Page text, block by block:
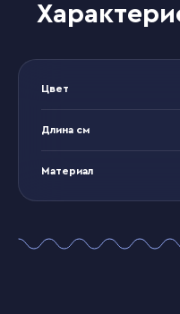
Цвет
Длина см
Материал